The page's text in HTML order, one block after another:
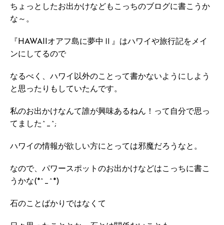
ちょっとしたお出かけなどもこっちのブログに書こうか
な～。
『HAWAIIオアフ島に夢中Ⅱ』はハワイや旅行記をメイ
ンにしてるので
なるべく、ハワイ以外のことって書かないようにしよう
と思ったりもしていたんです。
私のお出かけなんて誰が興味あるねん！って自分で思っ
てました^_^;
ハワイの情報が欲しい方にとっては邪魔だろうなと。
なので、パワースポットのお出かけなどはこっちに書こ
うかな(*^_^*)
石のことばかりではなくて